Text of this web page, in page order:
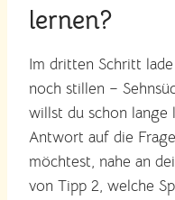
lernen?
Im dritten Schritt
noch stillen –
willst du schon lange
Antwort auf die
möchtest, nahe an
von Tipp 2, welche